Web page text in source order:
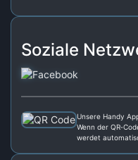
Soziale
Unsere Handy
Wenn der
werdet